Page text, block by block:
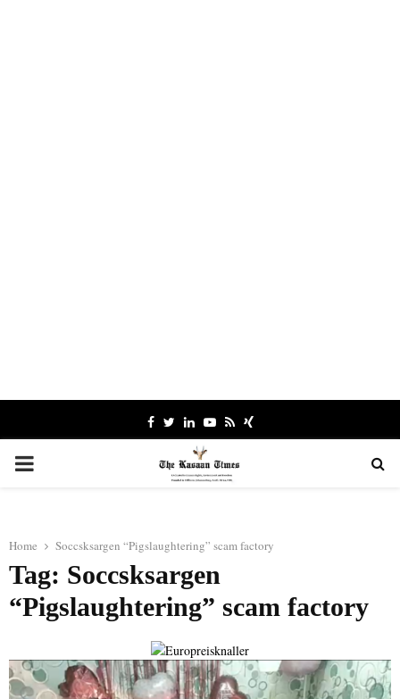
Facebook
TwitterLinkedinYoutube
RssXing
PRIMARY
Home Soccsksargen “Pigslaughtering” scam factory
Tag: Soccsksargen
“Pigslaughtering” scam factory